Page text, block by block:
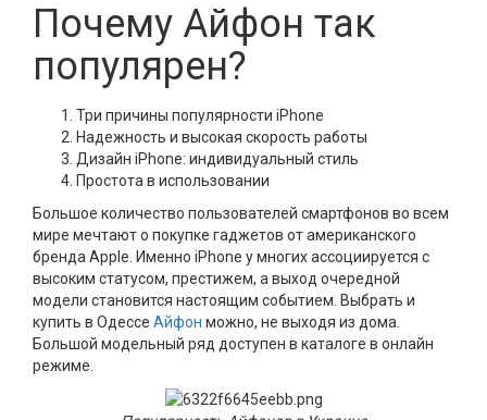
Почему Айфон так
популярен?
Три причины популярности iPhone
Надежность и высокая скорость работы
Дизайн iPhone: индивидуальный стиль
Простота в использовании
Большое количество пользователей смартфонов во всем
мире мечтают о покупке гаджетов от американского
бренда Apple. Именно iPhone у многих ассоциируется с
высоким статусом, престижем, а выход очередной
модели становится настоящим событием. Выбрать и
купить в Одессе Айфон можно, не выходя из дома.
Большой модельный ряд доступен в каталоге в онлайн
режиме.